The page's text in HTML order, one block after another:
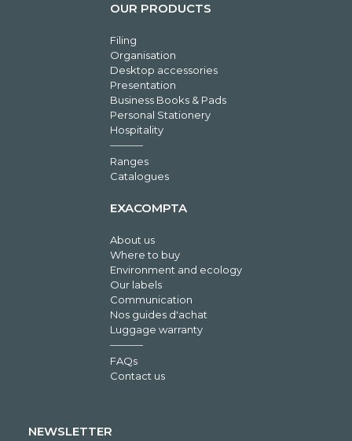
OUR PRODUCTS
Filing
Organisation
Desktop accessories
Presentation
Business Books & Pads
Personal Stationery
Hospitality
Ranges
Catalogues
EXACOMPTA
About us
Where to buy
Environment and ecology
Our labels
Communication
Nos guides d'achat
Luggage warranty
FAQs
Contact us
NEWSLETTER